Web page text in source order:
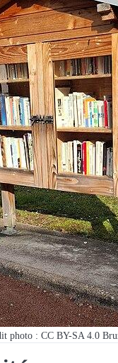
photo : CC BY-SA 4.0